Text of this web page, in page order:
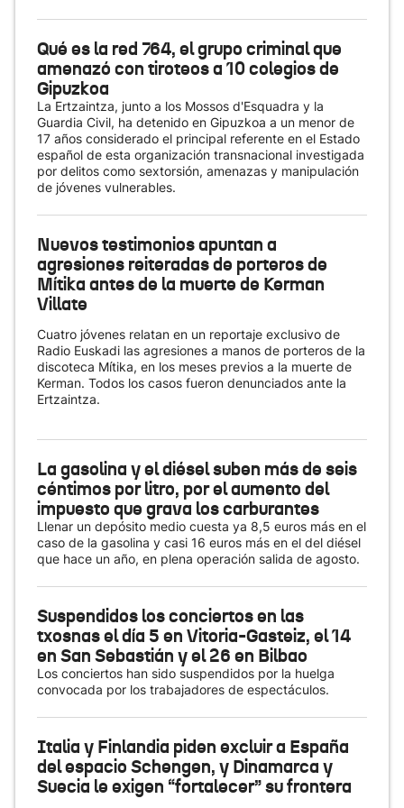
Qué es la red 764, el grupo criminal que
amenazó con tiroteos a 10 colegios de
Gipuzkoa
La Ertzaintza, junto a los Mossos d'Esquadra y la
Guardia Civil, ha detenido en Gipuzkoa a un menor de
17 años considerado el principal referente en el Estado
español de esta organización transnacional investigada
por delitos como sextorsión, amenazas y manipulación
de jóvenes vulnerables.
Nuevos testimonios apuntan a
agresiones reiteradas de porteros de
Mítika antes de la muerte de Kerman
Villate
Cuatro jóvenes relatan en un reportaje exclusivo de
Radio Euskadi las agresiones a manos de porteros de la
discoteca Mítika, en los meses previos a la muerte de
Kerman. Todos los casos fueron denunciados ante la
Ertzaintza.
La gasolina y el diésel suben más de seis
céntimos por litro, por el aumento del
impuesto que grava los carburantes
Llenar un depósito medio cuesta ya 8,5 euros más en el
caso de la gasolina y casi 16 euros más en el del diésel
que hace un año, en plena operación salida de agosto.
Suspendidos los conciertos en las
txosnas el día 5 en Vitoria-Gasteiz, el 14
en San Sebastián y el 26 en Bilbao
Los conciertos han sido suspendidos por la huelga
convocada por los trabajadores de espectáculos.
Italia y Finlandia piden excluir a España
del espacio Schengen, y Dinamarca y
Suecia le exigen “fortalecer” su frontera